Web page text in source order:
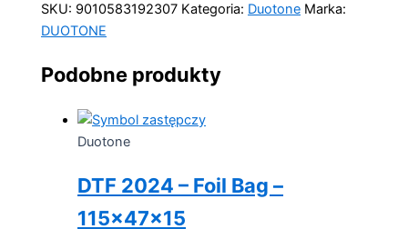
SKU: 9010583192307 Kategoria: Duotone Marka:
DUOTONE
Podobne produkty
Duotone
DTF 2024 – Foil Bag –
115x47x15